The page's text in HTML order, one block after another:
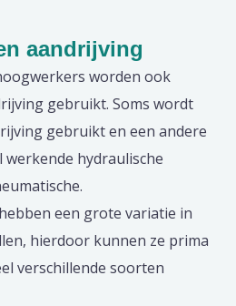
aandrijving
worden ook
gebruikt. Soms wordt
gebruikt en een andere
werkende hydraulische
een grote variatie in
hierdoor kunnen ze prima
verschillende soorten